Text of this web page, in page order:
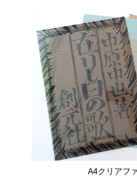
A4クリアフ